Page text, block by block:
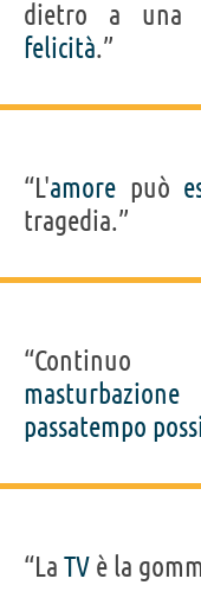
dietro a una
felicità.”
“L'amore può
tragedia.”
masturbazione
passatempo
“La TV è la